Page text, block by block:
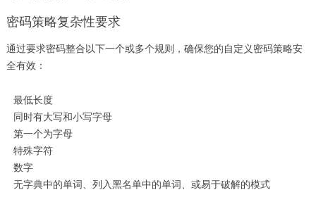
密码策略复杂性要求
通过要求密码整合以下一个或多个规则，确保您的自定义密码策略安
全有效：
最低长度
同时有大写和小写字母
第一个为字母
特殊字符
数字
无字典中的单词、列入黑名单中的单词、或易于破解的模式